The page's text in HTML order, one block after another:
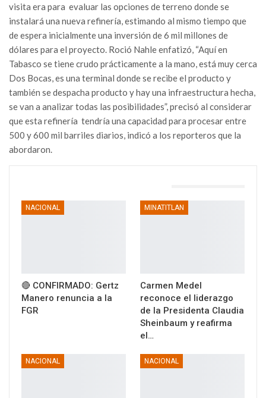
visita era para evaluar las opciones de terreno donde se
instalará una nueva refinería, estimando al mismo tiempo que
de espera inicialmente una inversión de 6 mil millones de
dólares para el proyecto. Roció Nahle enfatizó, “Aquí en
Tabasco se tiene crudo prácticamente a la mano, está muy cerca
Dos Bocas, es una terminal donde se recibe el producto y
también se despacha producto y hay una infraestructura hecha,
se van a analizar todas las posibilidades”, precisó al considerar
que esta refinería tendría una capacidad para procesar entre
500 y 600 mil barriles diarios, indicó a los reporteros que la
abordaron.
NACIONAL
🔴 CONFIRMADO: Gertz
Manero renuncia a la
FGR
MINATITLAN
Carmen Medel
reconoce el liderazgo
de la Presidenta Claudia
Sheinbaum y reafirma
el…
NACIONAL NACIONAL